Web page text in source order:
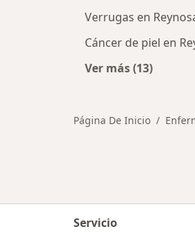
Verrugas en
Cáncer de piel en
Ver más (13)
Página De Inicio
Servicio